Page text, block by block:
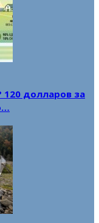
120 долларов за